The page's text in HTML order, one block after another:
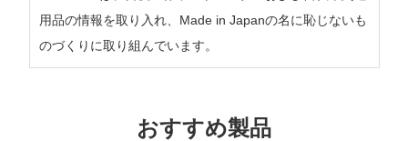
用品の情報を取り入れ、Made in Japanの名に恥じないも
のづくりに取り組んでいます。
おすすめ製品